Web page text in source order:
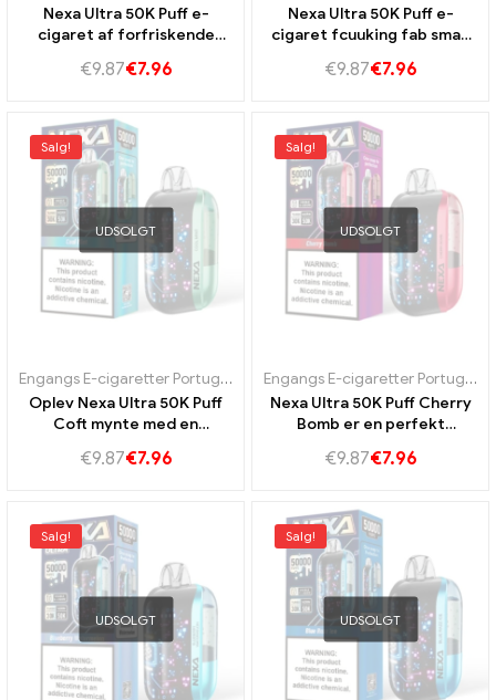
Nexa Ultra 50K Puff e-
cigaret af forfriskende
€9.87€7.96
Nexa Ultra 50K Puff e-
cigaret fcuuking fab smag
€9.87€7.96
Salg!
UDSOLGT
Engangs E-cigaretter Portugal Engangs e-cigaretter Sverige,
Oplev Nexa Ultra 50K Puff
Coft mynte med en
€9.87€7.96
Salg!
UDSOLGT
Engangs E-cigaretter Portugal
Nexa Ultra 50K Puff Cherry
Bomb er en perfekt
sur kirsebærsmag.
€9.87€7.96
Salg!
UDSOLGT
Salg!
UDSOLGT